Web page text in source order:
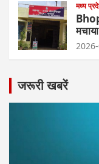
मध्य
जरूरी खबरें